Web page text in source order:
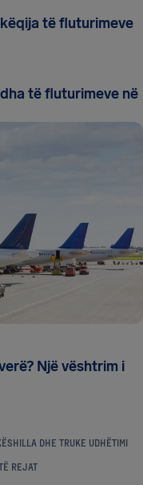
të fluturimeve
të fluturimeve në
Një vështrim i
DHE TRUKE UDHËTIMI
REJAT